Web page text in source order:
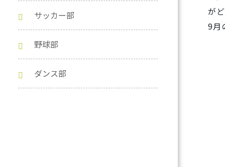
が
9月
サッカー部
野球部
ダンス部